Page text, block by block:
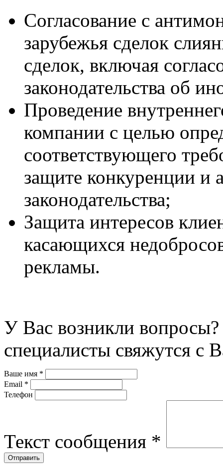
Согласование с
зарубежья сделок
сделок, включая
законодательства об
Проведение
компании с целью
соответствующего
защите конкуренции и
законодательства;
Защита интересов
касающихся
рекламы.
У Вас возникли
специалисты свяжутся с
Ваше имя *
Email *
Телефон
Текст сообщения *